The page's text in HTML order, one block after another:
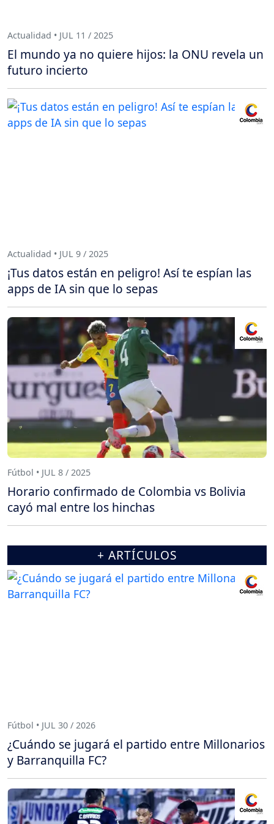
Actualidad • JUL 11 / 2025
El mundo ya no quiere hijos: la ONU revela un
futuro incierto
Actualidad • JUL 9 / 2025
¡Tus datos están en peligro! Así te espían las
apps de IA sin que lo sepas
Fútbol • JUL 8 / 2025
Horario confirmado de Colombia vs Bolivia
cayó mal entre los hinchas
+ ARTÍCULOS
Fútbol • JUL 30 / 2026
¿Cuándo se jugará el partido entre Millonarios
y Barranquilla FC?